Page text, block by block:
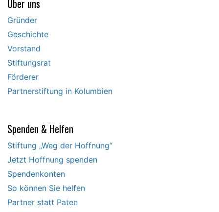
Über uns
Gründer
Geschichte
Vorstand
Stiftungsrat
Förderer
Partnerstiftung in Kolumbien
Spenden & Helfen
Stiftung „Weg der Hoffnung“
Jetzt Hoffnung spenden
Spendenkonten
So können Sie helfen
Partner statt Paten